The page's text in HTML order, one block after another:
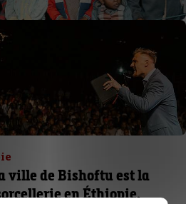
ville de Bishoftu est la
en Éthiopie.